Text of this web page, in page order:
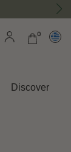
0
Discover